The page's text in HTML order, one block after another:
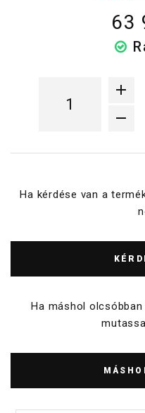
63
Ha kérdése van a
Ha máshol